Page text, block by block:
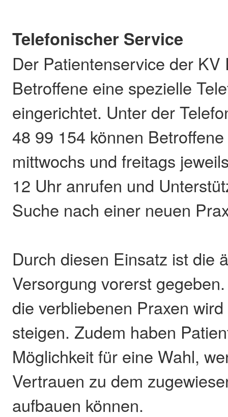
Telefonischer Service
Der Patientenservice der
Betroffene eine spezielle
eingerichtet. Unter der
48 99 154 können
mittwochs und freitags
12 Uhr anrufen und
Suche nach einer neuen
Durch diesen Einsatz ist die
Versorgung vorerst
die verbliebenen Praxen
steigen. Zudem haben
Möglichkeit für eine Wahl,
Vertrauen zu dem
aufbauen können.